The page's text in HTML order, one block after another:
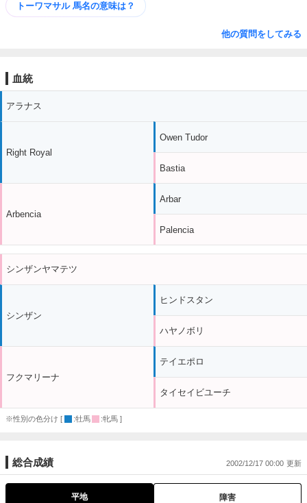
トーワマサル 馬名の意味は？
他の質問をしてみる
血統
アラナス
Right Royal
Arbencia
Owen Tudor
Bastia
Arbar
Palencia
シンザンヤマテツ
シンザン
フクマリーナ
ヒンドスタン
ハヤノボリ
テイエポロ
タイセイビユーチ
※性別の色分け [ :牡馬 :牝馬 ]
総合成績 2002/12/17 00:00
平地 障害